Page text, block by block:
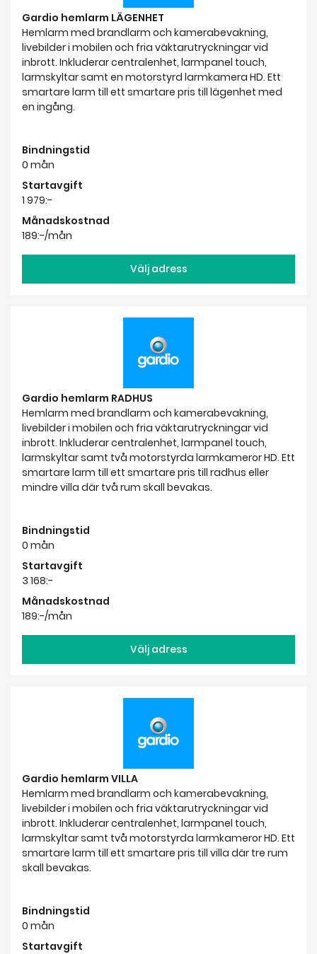
smartare larm till ett smartare pris till lägenhet med
en ingång.
Bindningstid
0 mån
Startavgift
1 979:-
189:-/mån
livebilder i mobilen och fria väktarutryckningar vid
inbrott. Inkluderar centralenhet, larmpanel touch,
larmskyltar samt två motorstyrda larmkameror HD. Ett
smartare larm till ett smartare pris till radhus eller
mindre villa där två rum skall bevakas.
Bindningstid
0 mån
Startavgift
3 168:-
189:-/mån
livebilder i mobilen och fria väktarutryckningar vid
inbrott. Inkluderar centralenhet, larmpanel touch,
larmskyltar samt två motorstyrda larmkameror HD. Ett
smartare larm till ett smartare pris till villa där tre rum
skall bevakas.
Bindningstid
0 mån
Startavgift
4 357:-
189:-/mån